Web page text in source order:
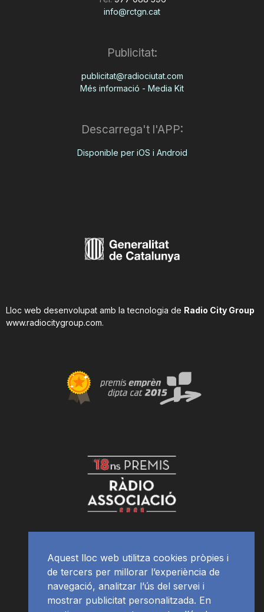
info@rctgn.cat
Publicitat:
publicitat@radiociutat.com
Més informació - Media Kit
Descarrega't l'APP:
Disponible per iOS i Android
Lloc web desenvolupat amb la tecnologia de Radio City Group
www.radiocitygroup.com.
Aquest lloc web utilitza cookies pròpies i
de tercers per millorar l’experiència de
navegació, analitzar l’ús del servei i
mostrar publicitat personalitzada. En